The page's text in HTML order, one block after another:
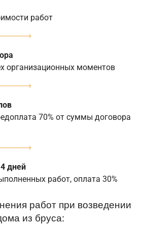
работ
организационных моментов
70% от суммы договора
дней
работ, оплата 30%
работ при возведении
из бруса: